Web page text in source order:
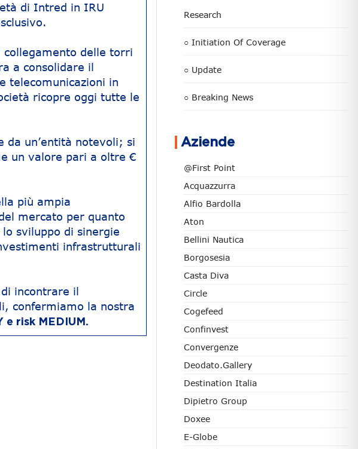
di Intred in IRU
collegamento delle torri
a consolidare il
telecomunicazioni in
ricopre oggi tutte le
da un’entità notevoli; si
un valore pari a oltre €
più ampia
mercato per quanto
sviluppo di sinergie
infrastrutturali
incontrare il
confermiamo la nostra
e risk MEDIUM.
Research
○ Initiation Of Coverage
○ Update
○ Breaking News
Aziende
@First Point
Acquazzurra
Alfio Bardolla
Aton
Bellini Nautica
Borgosesia
Casta Diva
Circle
Cogefeed
Confinvest
Convergenze
Deodato.Gallery
Destination Italia
Dipietro Group
Doxee
E-Globe